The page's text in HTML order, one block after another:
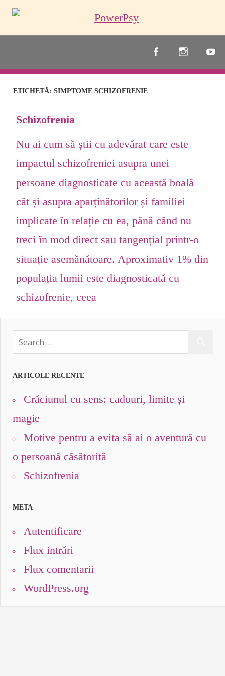
Skip
ETICHETĂ: SIMPTOME SCHIZOFRENIE
Schizofrenia
Nu ai cum să știi cu adevărat care este
impactul schizofreniei asupra unei
persoane diagnosticate cu această boală
cât și asupra aparținătorilor și familiei
implicate în relație cu ea, până când nu
treci în mod direct sau tangențial printr-o
situație asemănătoare. Aproximativ 1% din
populația lumii este diagnosticată cu
schizofrenie, ceea
ARTICOLE RECENTE
Crăciunul cu sens: cadouri, limite și
magie
Motive pentru a evita să ai o aventură cu
o persoană căsătorită
Schizofrenia
META
Autentificare
Flux intrări
Flux comentarii
WordPress.org